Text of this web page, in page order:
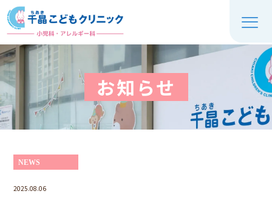
お知らせ
NEWS
2025.08.06